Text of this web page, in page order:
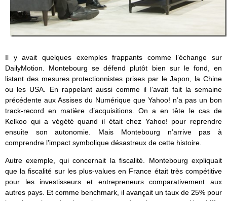
Il y avait quelques exemples frappants comme l’échange sur
DailyMotion. Montebourg se défend plutôt bien sur le fond, en
listant des mesures protectionnistes prises par le Japon, la Chine
ou les USA. En rappelant aussi comme il l’avait fait la semaine
précédente aux Assises du Numérique que Yahoo! n’a pas un bon
track-record en matière d’acquisitions. On a en tête le cas de
Kelkoo qui a végété quand il était chez Yahoo! pour reprendre
ensuite son autonomie. Mais Montebourg n’arrive pas à
comprendre l’impact symbolique désastreux de cette histoire.
Autre exemple, qui concernait la fiscalité. Montebourg expliquait
que la fiscalité sur les plus-values en France était très compétitive
pour les investisseurs et entrepreneurs comparativement aux
autres pays. Et comme benchmark, il avançait un taux de 25% pour